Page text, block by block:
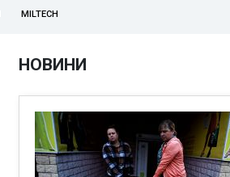
MILTECH
НОВИНИ